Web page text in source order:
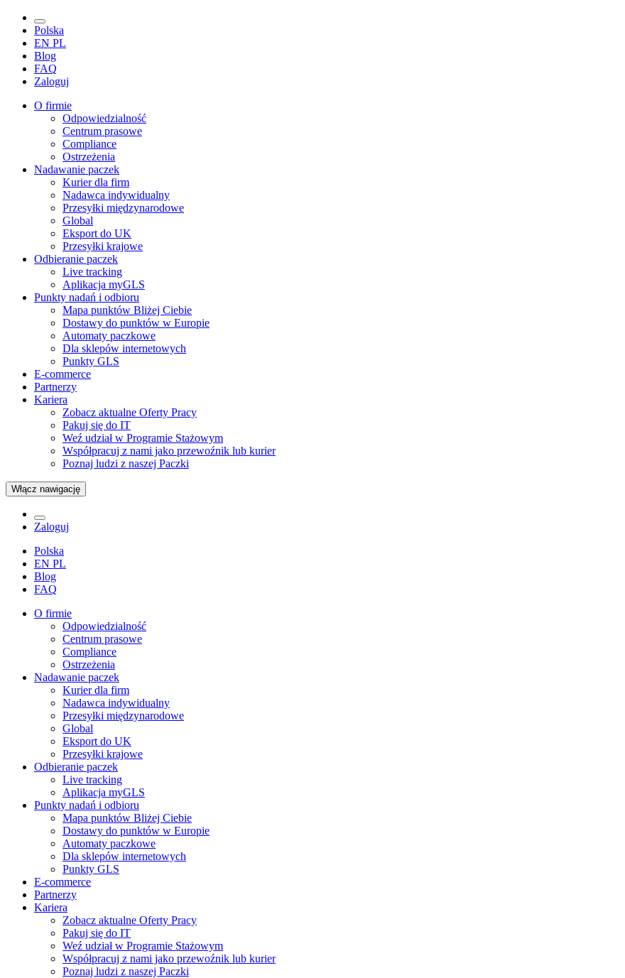
Polska
EN PL
Blog
FAQ
Zaloguj
O firmie
Odpowiedzialność
Centrum prasowe
Compliance
Ostrzeżenia
Nadawanie paczek
Kurier dla firm
Nadawca indywidualny
Przesyłki międzynarodowe
Global
Eksport do UK
Przesyłki krajowe
Odbieranie paczek
Live tracking
Aplikacja myGLS
Punkty nadań i odbioru
Mapa punktów Bliżej Ciebie
Dostawy do punktów w Europie
Automaty paczkowe
Dla sklepów internetowych
Punkty GLS
E-commerce
Partnerzy
Kariera
Zobacz aktualne Oferty Pracy
Pakuj się do IT
Weź udział w Programie Stażowym
Współpracuj z nami jako przewoźnik lub kurier
Poznaj ludzi z naszej Paczki
Włącz nawigację
Zaloguj
Polska
EN PL
Blog
FAQ
O firmie
Odpowiedzialność
Centrum prasowe
Compliance
Ostrzeżenia
Nadawanie paczek
Kurier dla firm
Nadawca indywidualny
Przesyłki międzynarodowe
Global
Eksport do UK
Przesyłki krajowe
Odbieranie paczek
Live tracking
Aplikacja myGLS
Punkty nadań i odbioru
Mapa punktów Bliżej Ciebie
Dostawy do punktów w Europie
Automaty paczkowe
Dla sklepów internetowych
Punkty GLS
E-commerce
Partnerzy
Kariera
Zobacz aktualne Oferty Pracy
Pakuj się do IT
Weź udział w Programie Stażowym
Współpracuj z nami jako przewoźnik lub kurier
Poznaj ludzi z naszej Paczki